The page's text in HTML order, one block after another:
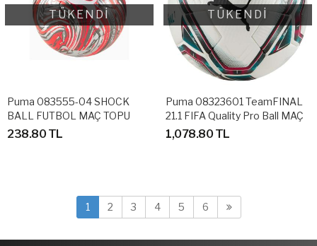
TÜKENDİ
Puma 083555-04 SHOCK
BALL FUTBOL MAÇ TOPU
238.80 TL
TÜKENDİ
Puma 08323601 TeamFINAL
21.1 FIFA Quality Pro Ball MAÇ
TOPU
1,078.80 TL
1 2 3 4 5 6